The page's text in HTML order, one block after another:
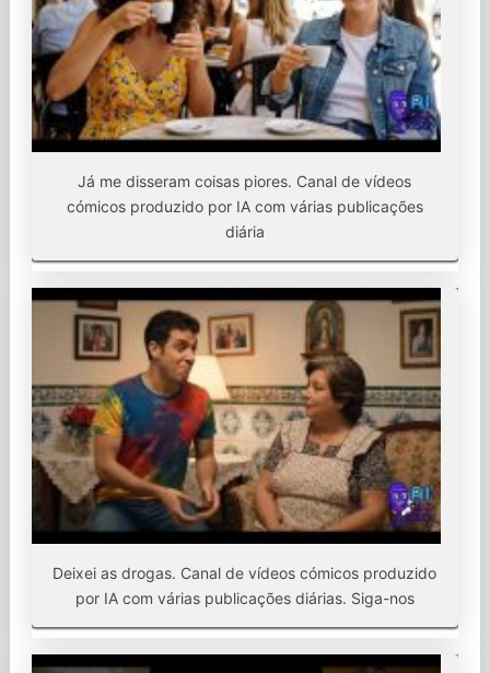
Já me disseram coisas piores. Canal de vídeos
cómicos produzido por IA com várias publicações
diária
Deixei as drogas. Canal de vídeos cómicos produzido
por IA com várias publicações diárias. Siga-nos